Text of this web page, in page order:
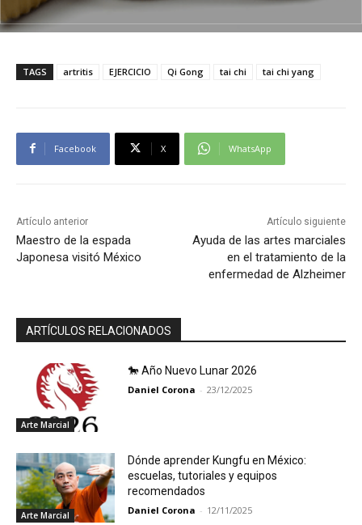
TAGS artritis EJERCICIO Qi Gong tai chi tai chi yang
Facebook X WhatsApp
Artículo anterior
Maestro de la espada
Japonesa visitó México
Artículo siguiente
Ayuda de las artes marciales
en el tratamiento de la
enfermedad de Alzheimer
ARTÍCULOS RELACIONADOS
Arte Marcial
🐎 Año Nuevo Lunar 2026
Daniel Corona - 23/12/2025
Arte Marcial
Dónde aprender Kungfu en México:
escuelas, tutoriales y equipos
recomendados
Daniel Corona - 12/11/2025